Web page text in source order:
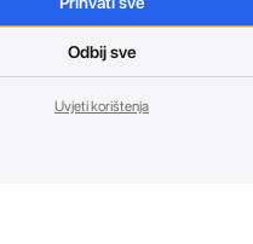
Odbij sve
Uvjeti korištenja